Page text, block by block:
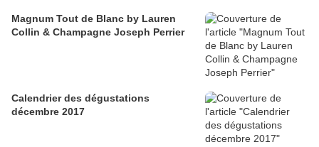
Magnum Tout de Blanc by Lauren
Collin & Champagne Joseph Perrier
Calendrier des dégustations
décembre 2017